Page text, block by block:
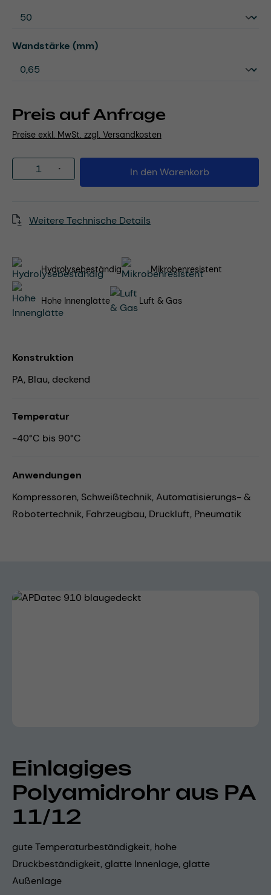
Preis auf Anfrage
Preise exkl. MwSt. zzgl. Versandkosten
Wandstärke (mm)auswählen
Produkt Anzahl: Gib den gewünschten
In den Warenkorb
Weitere Technische Details
Hydrolysebeständig Mikrobenresistent
Hohe Innenglätte Luft & Gas
Konstruktion
PA, Blau, deckend
Temperatur
-40°C bis 90°C
Anwendungen
Kompressoren, Schweißtechnik,Automatisierungs- &
Robotertechnik, Fahrzeugbau, Druckluft, Pneumatik
Bildergalerie überspringen
Einlagiges
Polyamidrohr aus PA
11/12
gute Temperaturbeständigkeit, hohe
Druckbeständigkeit, glatte Innenlage, glatte
Außenlage